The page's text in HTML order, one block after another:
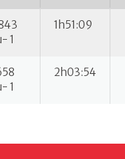
1
1h51:09
1
2h03:54